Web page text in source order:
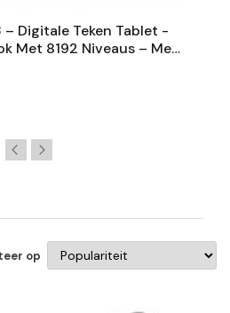
– Digitale Teken Tablet -
Met 8192 Niveaus – Met
op